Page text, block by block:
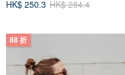
HK$ 250.3 HK$ 284.4
88 折